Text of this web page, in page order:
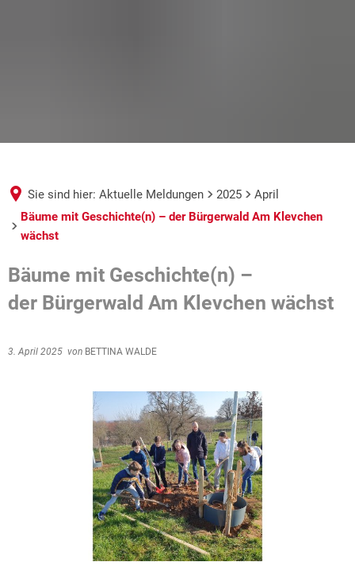
Sie sind hier: Aktuelle Meldungen 2025
April
Bäume mit Geschichte(n) – der Bürgerwald Am Klevchen
wächst
Bäume mit Geschichte(n) –
der Bürgerwald Am Klevchen wächst
3. April 2025 von BETTINA WALDE